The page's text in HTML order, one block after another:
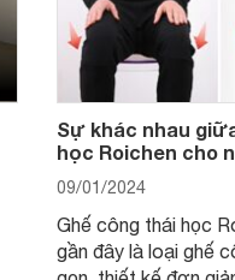
Sự khác nhau
học Roichen cho
09/01/2024
Ghế công thái học
gần đây là loại ghế